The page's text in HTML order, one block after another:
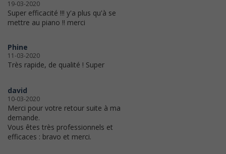
19-03-2020
Super efficacité !!! y'a plus qu'à se
mettre au piano !! merci
Phine
11-03-2020
Très rapide, de qualité ! Super
david
10-03-2020
Merci pour votre retour suite à ma
demande.
Vous êtes très professionnels et
efficaces : bravo et merci.